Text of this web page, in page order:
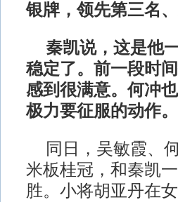
银牌，领先第三名
秦凯说，这是他
稳定了。前一段时
感到很满意。何冲
极力要征服的动作。
同日，吴敏霞、
米板桂冠，和秦凯
胜。小将胡亚丹在